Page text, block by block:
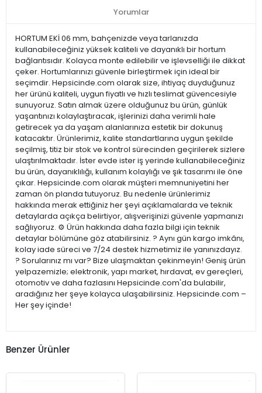
Yorumlar
HORTUM EKİ 06 mm, bahçenizde veya tarlanızda
kullanabileceğiniz yüksek kaliteli ve dayanıklı bir hortum
bağlantısıdır. Kolayca monte edilebilir ve işlevselliği ile dikkat
çeker. Hortumlarınızı güvenle birleştirmek için ideal bir
seçimdir. Hepsicinde.com olarak size, ihtiyaç duyduğunuz
her ürünü kaliteli, uygun fiyatlı ve hızlı teslimat güvencesiyle
sunuyoruz. Satın almak üzere olduğunuz bu ürün, günlük
yaşantınızı kolaylaştıracak, işlerinizi daha verimli hale
getirecek ya da yaşam alanlarınıza estetik bir dokunuş
katacaktır. Ürünlerimiz, kalite standartlarına uygun şekilde
seçilmiş, titiz bir stok ve kontrol sürecinden geçirilerek sizlere
ulaştırılmaktadır. İster evde ister iş yerinde kullanabileceğiniz
bu ürün, dayanıklılığı, kullanım kolaylığı ve şık tasarımı ile öne
çıkar. Hepsicinde.com olarak müşteri memnuniyetini her
zaman ön planda tutuyoruz. Bu nedenle ürünlerimiz
hakkında merak ettiğiniz her şeyi açıklamalarda ve teknik
detaylarda açıkça belirtiyor, alışverişinizi güvenle yapmanızı
sağlıyoruz. ⚙️ Ürün hakkında daha fazla bilgi için teknik
detaylar bölümüne göz atabilirsiniz. ? Aynı gün kargo imkânı,
kolay iade süreci ve 7/24 destek hizmetimiz ile yanınızdayız.
? Sorularınız mı var? Bize ulaşmaktan çekinmeyin! Geniş ürün
yelpazemizle; elektronik, yapı market, hırdavat, ev gereçleri,
otomotiv ve daha fazlasını Hepsicinde.com'da bulabilir,
aradığınız her şeye kolayca ulaşabilirsiniz. Hepsicinde.com –
Her şey içinde!
Benzer Ürünler